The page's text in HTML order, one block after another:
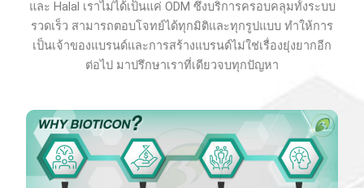
และ Halal เราไม่ได้เป็นแค่ ODM ซึ่งบริการครอบคลุมทั้งระบบ
รวดเร็ว สามารถตอบโจทย์ได้ทุกมิติและทุกรูปแบบ ทำให้การ
เป็นเจ้าของแบรนด์และการสร้างแบรนด์ไม่ใช่เรื่องยุ่งยากอีก
ต่อไป มาปรึกษาเราที่เดียวจบทุกปัญหา